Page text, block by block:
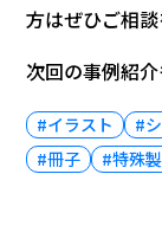
方はぜひご相談
次回の事例紹
#イラスト #
#冊子
#特殊